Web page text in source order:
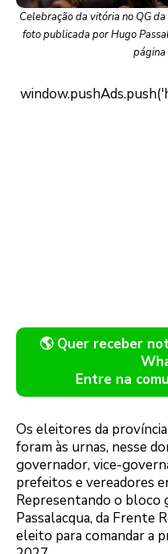
Celebração da vitória no QG
foto publicada por Hugo
página
🌎 Quer receber
Entre na
Os eleitores da
foram às urnas, nesse
governador, vice-
prefeitos e vereadores
Representando o bloco
Passalacqua, da Frente
eleito para comandar a